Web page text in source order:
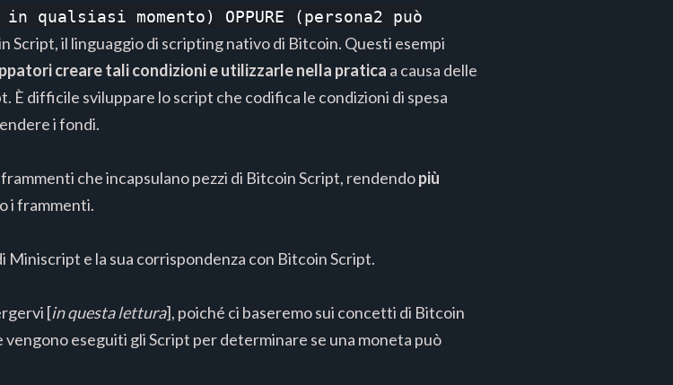
qualsiasi momento) OPPURE (persona2 può
Script, il linguaggio di scripting nativo di Bitcoin. Questi esempi
creare tali condizioni e utilizzarle nella pratica a causa delle
È difficile sviluppare lo script che codifica le condizioni di spesa
i fondi.
che incapsulano pezzi di Bitcoin Script, rendendopiù
i frammenti.
e la sua corrispondenza con Bitcoin Script.
[in questa lettura], poiché ci baseremo sui concetti di Bitcoin
eseguiti gli Script per determinare se una moneta può